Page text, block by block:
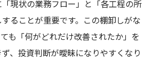
現状の業務フロー」と「各工程の所
ることが重要です。この棚卸しがな
も「何がどれだけ改善されたか」を
、投資判断が曖昧になりやすくなり